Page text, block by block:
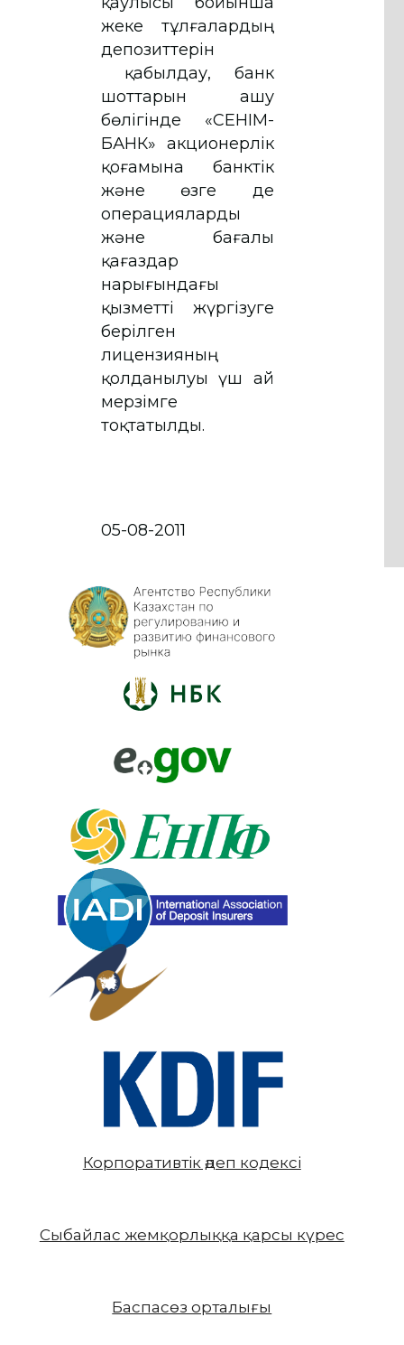
жеке тұлғалардың
депозиттерін
қабылдау, банк
шоттарын ашу
бөлігінде «СЕНІМ-
БАНК» акционерлік
қоғамына банктік
және өзге де
операцияларды
және бағалы
қағаздар
нарығындағы
қызметті жүргізуге
берілген
лицензияның
қолданылуы үш ай
мерзімге
тоқтатылды.
05-08-2011
Корпоративтік әдеп кодексі
Сыбайлас жемқорлыққа қарсы күрес
Баспасөз орталығы